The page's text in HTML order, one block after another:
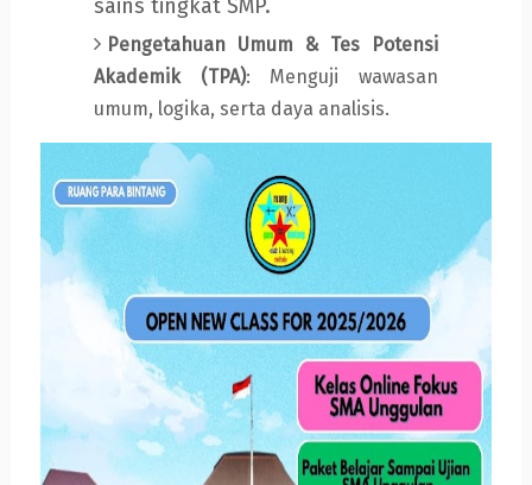
sains tingkat SMP.
Pengetahuan Umum & Tes Potensi
Akademik (TPA): Menguji wawasan
umum, logika, serta daya analisis.